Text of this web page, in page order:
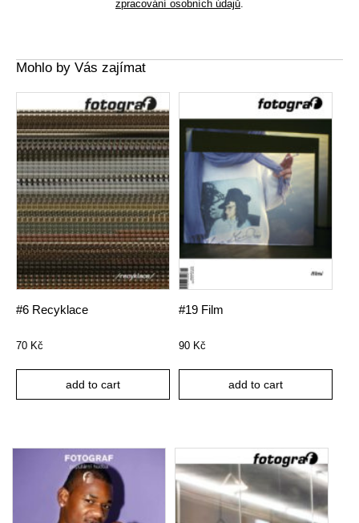
zpracování osobních údajů.
Mohlo by Vás zajímat
#6 Recyklace
70 Kč
add to cart
#19 Film
90 Kč
add to cart